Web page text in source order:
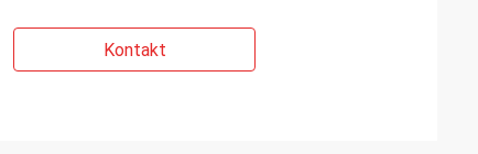
Kontakt